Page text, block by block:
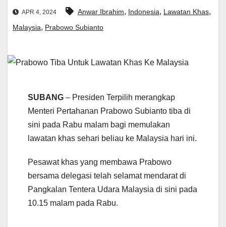
APR 4, 2024 Anwar Ibrahim, Indonesia, Lawatan Khas,
Malaysia, Prabowo Subianto
SUBANG – Presiden Terpilih merangkap
Menteri Pertahanan Prabowo Subianto tiba di
sini pada Rabu malam bagi memulakan
lawatan khas sehari beliau ke Malaysia hari ini.
Pesawat khas yang membawa Prabowo
bersama delegasi telah selamat mendarat di
Pangkalan Tentera Udara Malaysia di sini pada
10.15 malam pada Rabu.